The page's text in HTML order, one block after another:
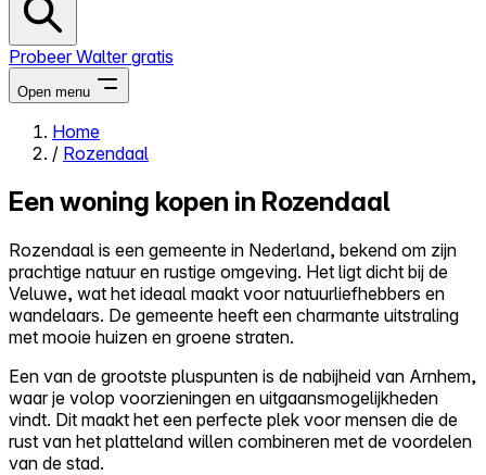
Probeer Walter gratis
Open menu
Close menu
Zelf kopen
Alles-in-één
Reviews
Log in
Probeer Walter gratis
Home
/ Rozendaal
Een woning kopen in Rozendaal
Rozendaal is een gemeente in Nederland, bekend om zijn
prachtige natuur en rustige omgeving. Het ligt dicht bij de
Veluwe, wat het ideaal maakt voor natuurliefhebbers en
wandelaars. De gemeente heeft een charmante uitstraling
met mooie huizen en groene straten.
Een van de grootste pluspunten is de nabijheid van Arnhem,
waar je volop voorzieningen en uitgaansmogelijkheden
vindt. Dit maakt het een perfecte plek voor mensen die de
rust van het platteland willen combineren met de voordelen
van de stad.